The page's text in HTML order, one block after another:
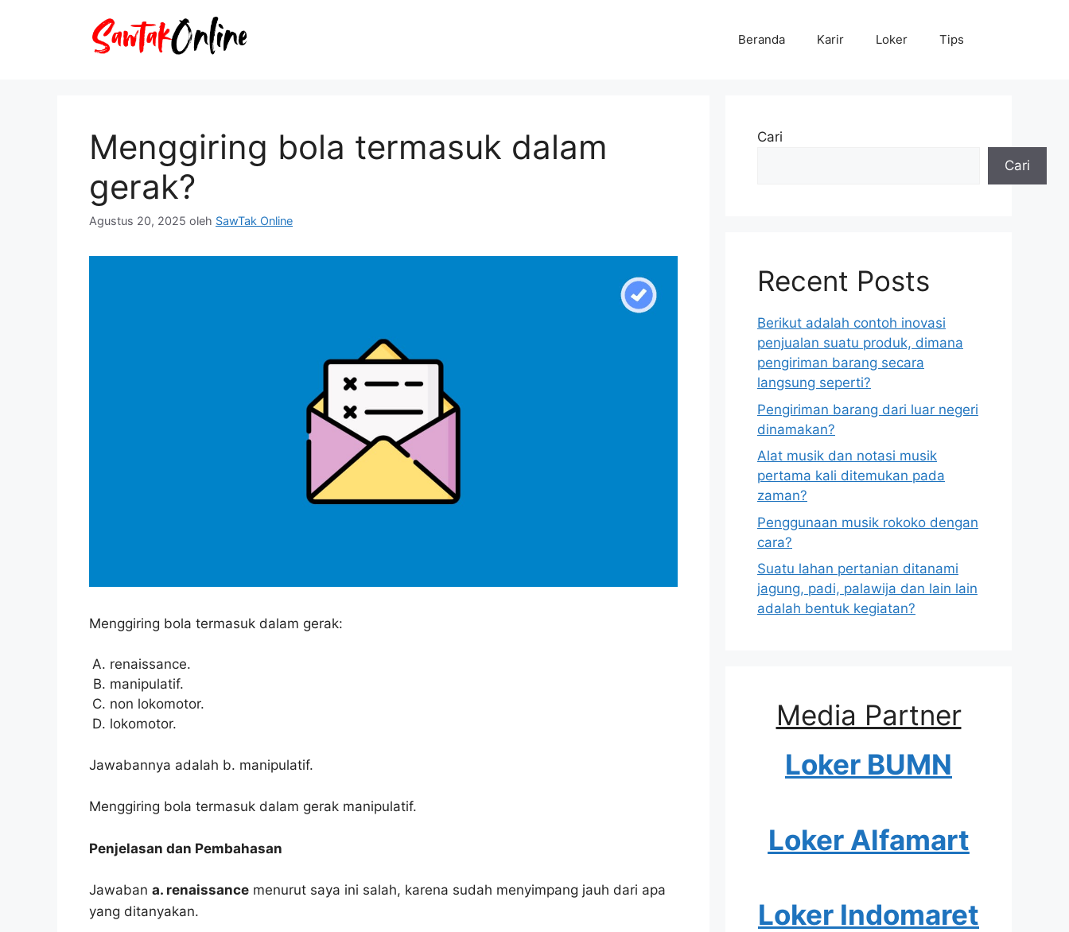
Beranda Karir Loker Tips
Menggiring bola termasuk dalam
gerak?
Agustus 20, 2025 oleh SawTak Online
Menggiring bola termasuk dalam gerak:
renaissance.
manipulatif.
non lokomotor.
lokomotor.
Jawabannya adalah b. manipulatif.
Menggiring bola termasuk dalam gerak manipulatif.
Penjelasan dan Pembahasan
Jawaban a. renaissance menurut saya ini salah, karena sudah menyimpang jauh dari apa
yang ditanyakan.
Cari
Cari
Recent Posts
Berikut adalah contoh inovasi
penjualan suatu produk, dimana
pengiriman barang secara
langsung seperti?
Pengiriman barang dari luar negeri
dinamakan?
Alat musik dan notasi musik
pertama kali ditemukan pada
zaman?
Penggunaan musik rokoko dengan
cara?
Suatu lahan pertanian ditanami
jagung, padi, palawija dan lain lain
adalah bentuk kegiatan?
Media Partner
Loker BUMN
Loker Alfamart
Loker Indomaret